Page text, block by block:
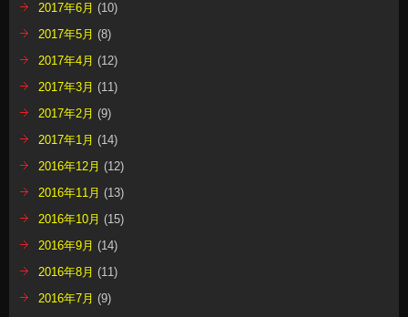
2017年6月 (10)
2017年5月 (8)
2017年4月 (12)
2017年3月 (11)
2017年2月 (9)
2017年1月 (14)
2016年12月 (12)
2016年11月 (13)
2016年10月 (15)
2016年9月 (14)
2016年8月 (11)
2016年7月 (9)